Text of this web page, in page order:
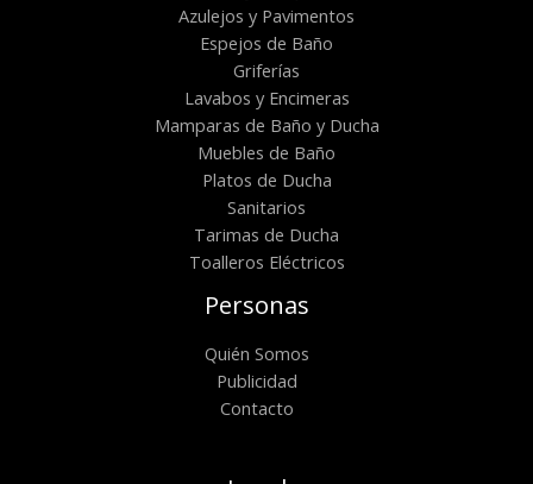
Azulejos y Pavimentos
Espejos de Baño
Griferías
Lavabos y Encimeras
Mamparas de Baño y Ducha
Muebles de Baño
Platos de Ducha
Sanitarios
Tarimas de Ducha
Toalleros Eléctricos
Personas
Quién Somos
Publicidad
Contacto